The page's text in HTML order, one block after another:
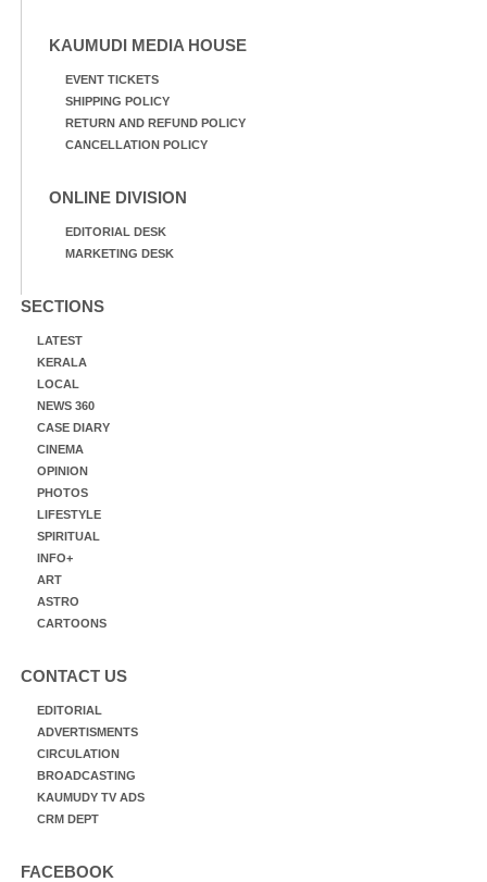
KAUMUDI MEDIA HOUSE
EVENT TICKETS
SHIPPING POLICY
RETURN AND REFUND POLICY
CANCELLATION POLICY
ONLINE DIVISION
EDITORIAL DESK
MARKETING DESK
SECTIONS
LATEST
KERALA
LOCAL
NEWS 360
CASE DIARY
CINEMA
OPINION
PHOTOS
LIFESTYLE
SPIRITUAL
INFO+
ART
ASTRO
CARTOONS
CONTACT US
EDITORIAL
ADVERTISMENTS
CIRCULATION
BROADCASTING
KAUMUDY TV ADS
CRM DEPT
FACEBOOK